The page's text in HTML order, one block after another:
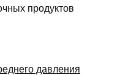
продуктов
давления